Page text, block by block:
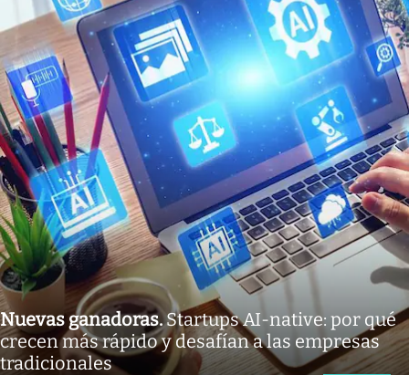
Nuevas ganadoras.Startups AI-native: por qué
crecen más rápido y desafían a las empresas
tradicionales